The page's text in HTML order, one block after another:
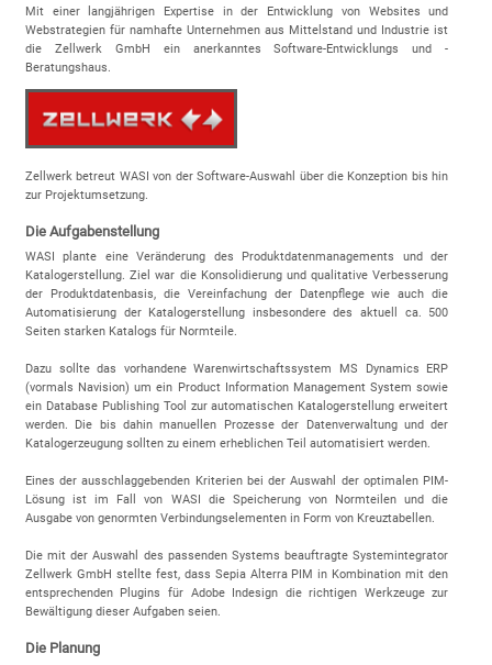
Mit einer langjährigen Expertise in der Entwicklung von Websites und
Webstrategien für namhafte Unternehmen aus Mittelstand und Industrie ist
die Zellwerk GmbH ein anerkanntes Software-Entwicklungs und -
Beratungshaus.
Zellwerk betreut WASI von der Software-Auswahl über die Konzeption bis hin
zur Projektumsetzung.
Die Aufgabenstellung
WASI plante eine Veränderung des Produktdatenmanagements und der
Katalogerstellung. Ziel war die Konsolidierung und qualitative Verbesserung
der Produktdatenbasis, die Vereinfachung der Datenpflege wie auch die
Automatisierung der Katalogerstellung insbesondere des aktuell ca. 500
Seiten starken Katalogs für Normteile.
Dazu sollte das vorhandene Warenwirtschaftssystem MS Dynamics ERP
(vormals Navision) um ein Product Information Management System sowie
ein Database Publishing Tool zur automatischen Katalogerstellung erweitert
werden. Die bis dahin manuellen Prozesse der Datenverwaltung und der
Katalogerzeugung sollten zu einem erheblichen Teil automatisiert werden.
Eines der ausschlaggebenden Kriterien bei der Auswahl der optimalen PIM-
Lösung ist im Fall von WASI die Speicherung von Normteilen und die
Ausgabe von genormten Verbindungselementen in Form von Kreuztabellen.
Die mit der Auswahl des passenden Systems beauftragte Systemintegrator
Zellwerk GmbH stellte fest, dass Sepia Alterra PIM in Kombination mit den
entsprechenden Plugins für Adobe Indesign die richtigen Werkzeuge zur
Bewältigung dieser Aufgaben seien.
Die Planung